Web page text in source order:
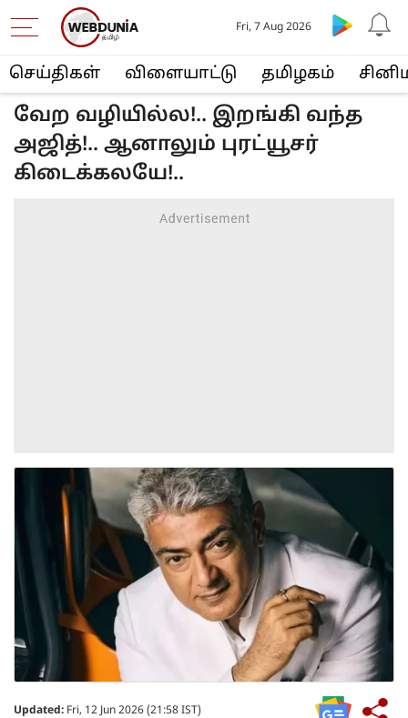
செய்திகள் விளையா‌ட்டு த‌மிழக‌ம்
Fri, 7 Aug 2026
வேற வழியில்ல!.. இறங்கி வந்த
அஜித்!.. ஆனாலும் புரட்யூசர்
கிடைக்கலயே!..
Updated: Fri, 12 Jun 2026 (21:58 IST)